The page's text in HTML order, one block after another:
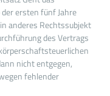
ersten fünf Jahre
anderes Rechtssubjekt
des Vertrags
nicht entgegen,
fehlender